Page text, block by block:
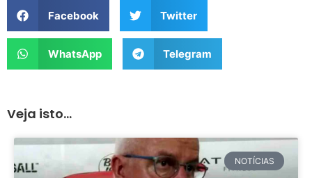
Facebook Twitter
WhatsApp Telegram
Veja isto...
NOTÍCIAS